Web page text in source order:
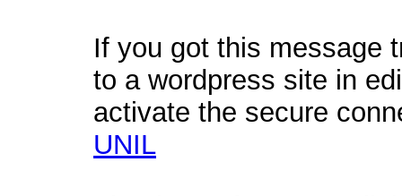
If you got this message
to a wordpress site in
activate the secure
UNIL